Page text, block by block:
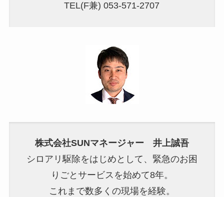
TEL(F兼) 053-571-2707
株式会社SUNマネージャー 井上誠吾
シロアリ駆除をはじめとして、緊急のお困
りごとサービスを始めて8年。
これまで数多くの現場を経験。